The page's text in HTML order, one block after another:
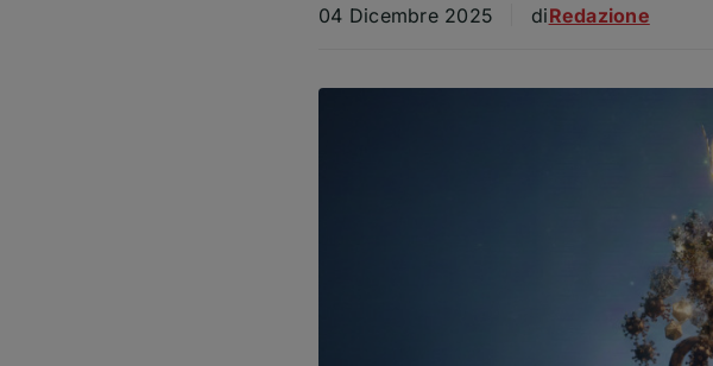
04 Dicembre 2025 Articolo
diRedazione